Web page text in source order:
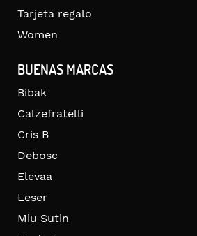
Tarjeta regalo
Women
BUENAS MARCAS
Bibak
Calzefratelli
Cris B
Debosc
Elevaa
Leser
Miu Sutin